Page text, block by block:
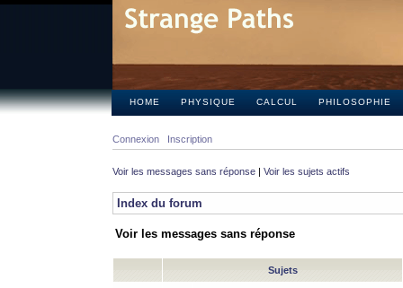
HOME PHYSIQUE CALCUL PHILOSOPHIE
Connexion Inscription
Voir les messages sans réponse | Voir les sujets actifs
Index du forum
Voir les messages sans réponse
Sujets